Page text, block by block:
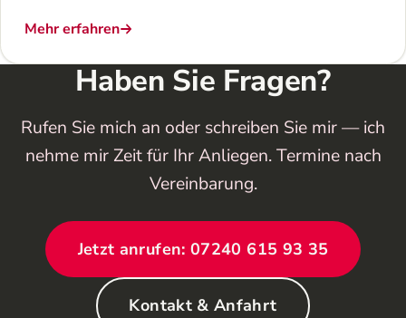
Mehr erfahren
Haben Sie Fragen?
Rufen Sie mich an oder schreiben Sie mir — ich
nehme mir Zeit für Ihr Anliegen. Termine nach
Vereinbarung.
Jetzt anrufen: 07240 615 93 35
Kontakt & Anfahrt